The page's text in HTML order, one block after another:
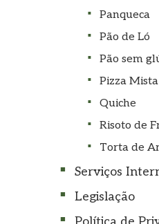
Panqueca
Pão de Ló
Pão sem
Pizza
Quiche
Risoto de
Torta de
Serviços
Legislação